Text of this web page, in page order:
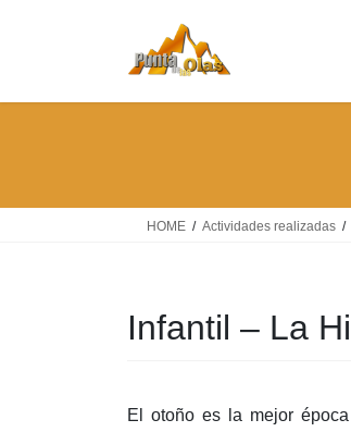
HOME Actividades realizadas
Infantil – La
El otoño es la mejor